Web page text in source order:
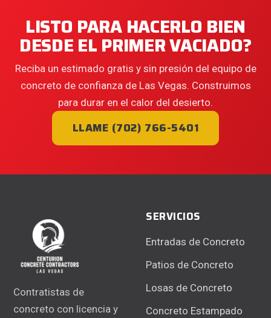
LISTO PARA HACERLO BIEN
DESDE EL PRIMER VACIADO?
Reciba un estimado gratis y sin presión del equipo de
concreto de confianza de Las Vegas. Construimos
para durar en el calor del desierto.
LLAME (702) 766-5401
Contratistas de
concreto con licencia y
SERVICIOS
Entradas de Concreto
Patios de Concreto
Losas de Concreto
Concreto Estampado